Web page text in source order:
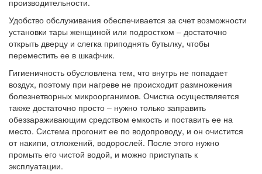
Удобство обслуживания обеспечивается за счет возможности
установки тары женщиной или подростком – достаточно
открыть дверцу и слегка приподнять бутылку, чтобы
переместить ее в шкафчик.
Гигиеничность обусловлена тем, что внутрь не попадает
воздух, поэтому при нагреве не происходит размножения
болезнетворных микроорганимов. Очистка осуществляется
также достаточно просто – нужно только заправить
обеззараживающим средством емкость и поставить ее на
место. Система прогонит ее по водопроводу, и он очистится
от накипи, отложений, водорослей. После этого нужно
промыть его чистой водой, и можно приступать к
эксплуатации.